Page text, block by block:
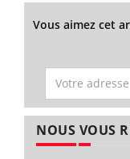
Vous aimez cet
NOUS VOUS